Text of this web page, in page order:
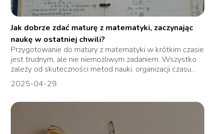
Jak dobrze zdać maturę z matematyki, zaczynając
naukę w ostatniej chwili?
Przygotowanie do matury z matematyki w krótkim czasie
jest trudnym, ale nie niemożliwym zadaniem. Wszystko
zależy od skuteczności metod nauki, organizacji czasu...
2025-04-29